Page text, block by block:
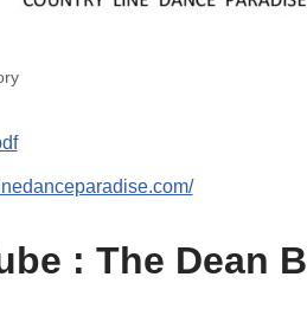
: The Dean